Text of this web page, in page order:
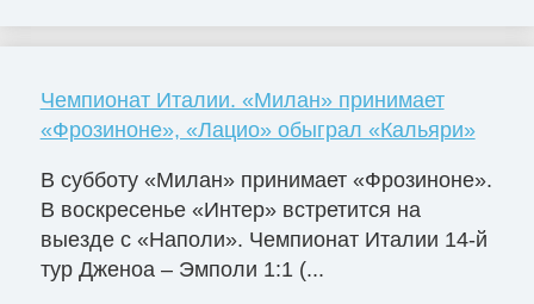
Чемпионат Италии. «Милан» принимает
«Фрозиноне», «Лацио» обыграл «Кальяри»
В субботу «Милан» принимает «Фрозиноне».
В воскресенье «Интер» встретится на
выезде с «Наполи». Чемпионат Италии 14-й
тур Дженоа – Эмполи 1:1 (...